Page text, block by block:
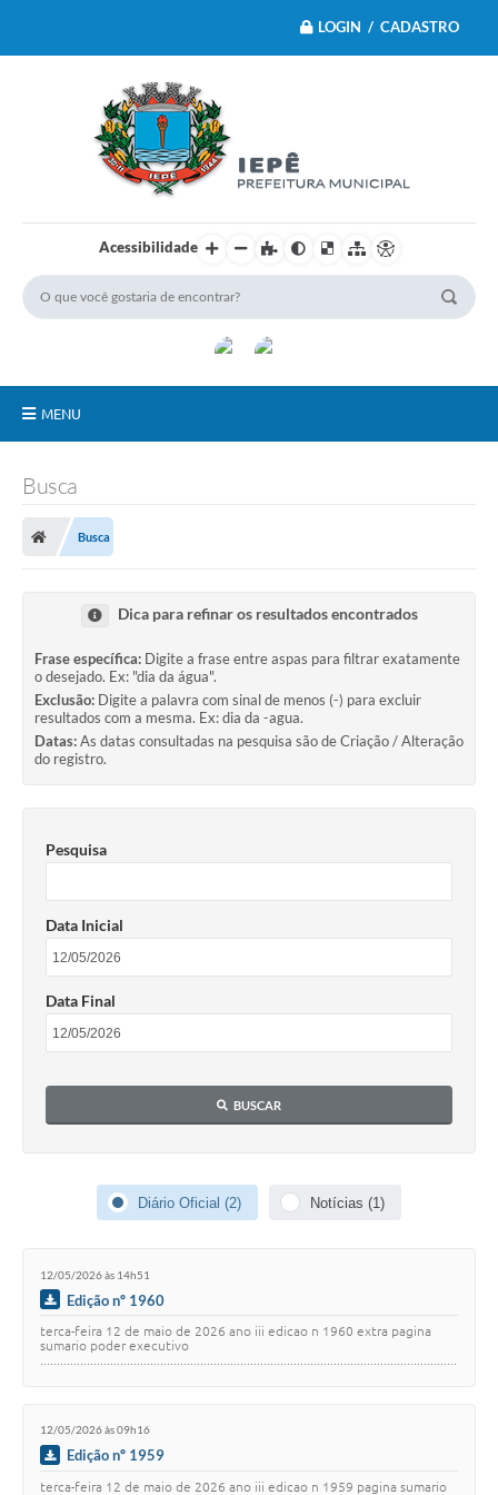
LOGIN / CADASTRO
Acessibilidade
MENU
Editais
Serviços Públicos
Contato
Questionário de Mapeamento Cultural
Coleta virtual: Planejamento de 2027
Arquivos para Download
Fundo Social de Solidariedade de Iepê
Conselho Tutelar
Mapa de estradas rurais
Coleta de Sugestões
Acessibilidade
Notícias
Secretarias
Telefones Úteis
Busca
Busca
Dica para refinar os resultados encontrados
Frase específica: Digite a frase entre aspas para filtrar exatamente
o desejado. Ex: "dia da água".
Exclusão: Digite a palavra com sinal de menos (-) para excluir
resultados com a mesma. Ex: dia da -agua.
Datas:As datas consultadas na pesquisa são de Criação / Alteração
do registro.
Pesquisa
Data Inicial
Data Final
BUSCAR
Diário Oficial (2) Notícias (1)
12/05/2026 às 14h51
Edição nº 1960
terca-feira 12 de maio de 2026 ano iii edicao n 1960 extra pagina
sumario poder executivo
12/05/2026 às 09h16
Edição nº 1959
terca-feira 12 de maio de 2026 ano iii edicao n 1959 pagina sumario